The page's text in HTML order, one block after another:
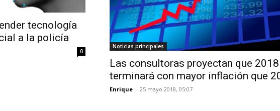
tecnología
a la policía
0
Noticias principales
Las consultoras proyectan que 2018
terminará con mayor inflación que
Enrique - 25 mayo 2018, 05:07